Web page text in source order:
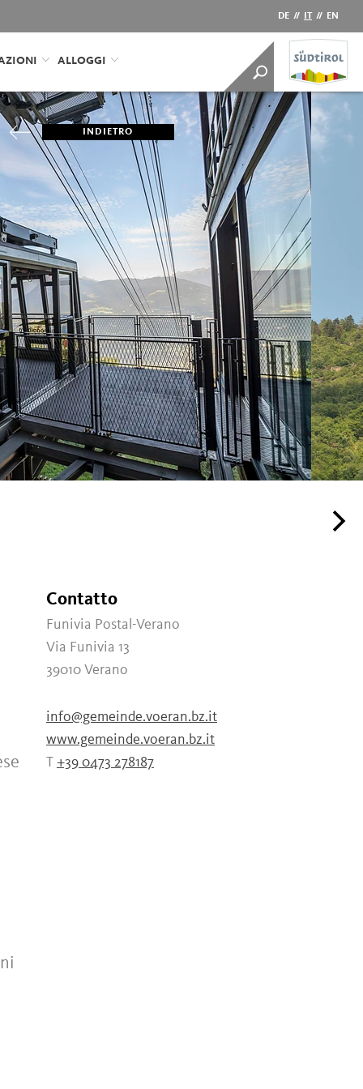
DE // IT // EN
ALLOGGI
INDIETRO
Contatto
Funivia Postal-Verano
Via Funivia 13
39010 Verano
info@gemeinde.voeran.bz.it
www.gemeinde.voeran.bz.it
T +39 0473 278187